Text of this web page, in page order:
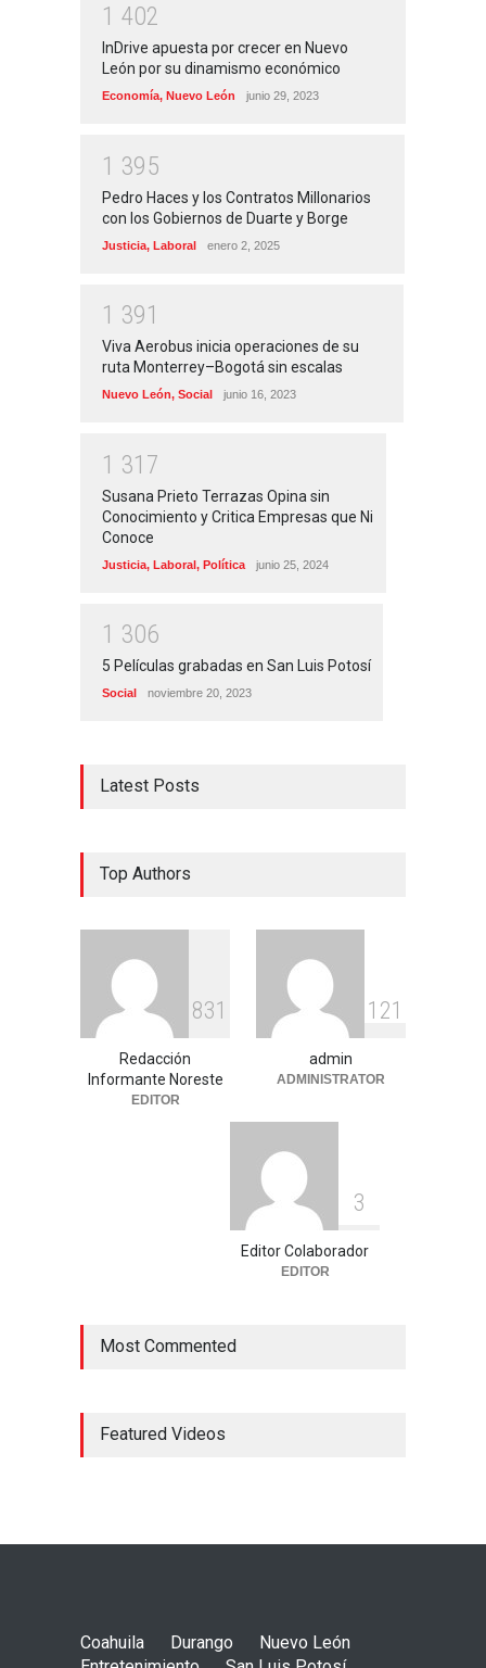
1 402
InDrive apuesta por crecer en Nuevo
León por su dinamismo económico
Economía, Nuevo León junio 29, 2023
1 395
Pedro Haces y los Contratos Millonarios
con los Gobiernos de Duarte y Borge
Justicia, Laboral enero 2, 2025
1 391
Viva Aerobus inicia operaciones de su
ruta Monterrey–Bogotá sin escalas
Nuevo León, Social junio 16, 2023
1 31 7
Susana Prieto Terrazas Opina sin
Conocimiento y Critica Empresas que Ni
Conoce
Justicia, Laboral, Política junio 25, 2024
1 306
5 Películas grabadas en San Luis Potosí
Social noviembre 20, 2023
Latest Posts
Top Authors
831
Redacción
Informante Noreste
EDITOR
1 21
admin
ADMINISTRATOR
3
Editor Colaborador
EDITOR
Most Commented
Featured Videos
Coahuila Durango
Nuevo León